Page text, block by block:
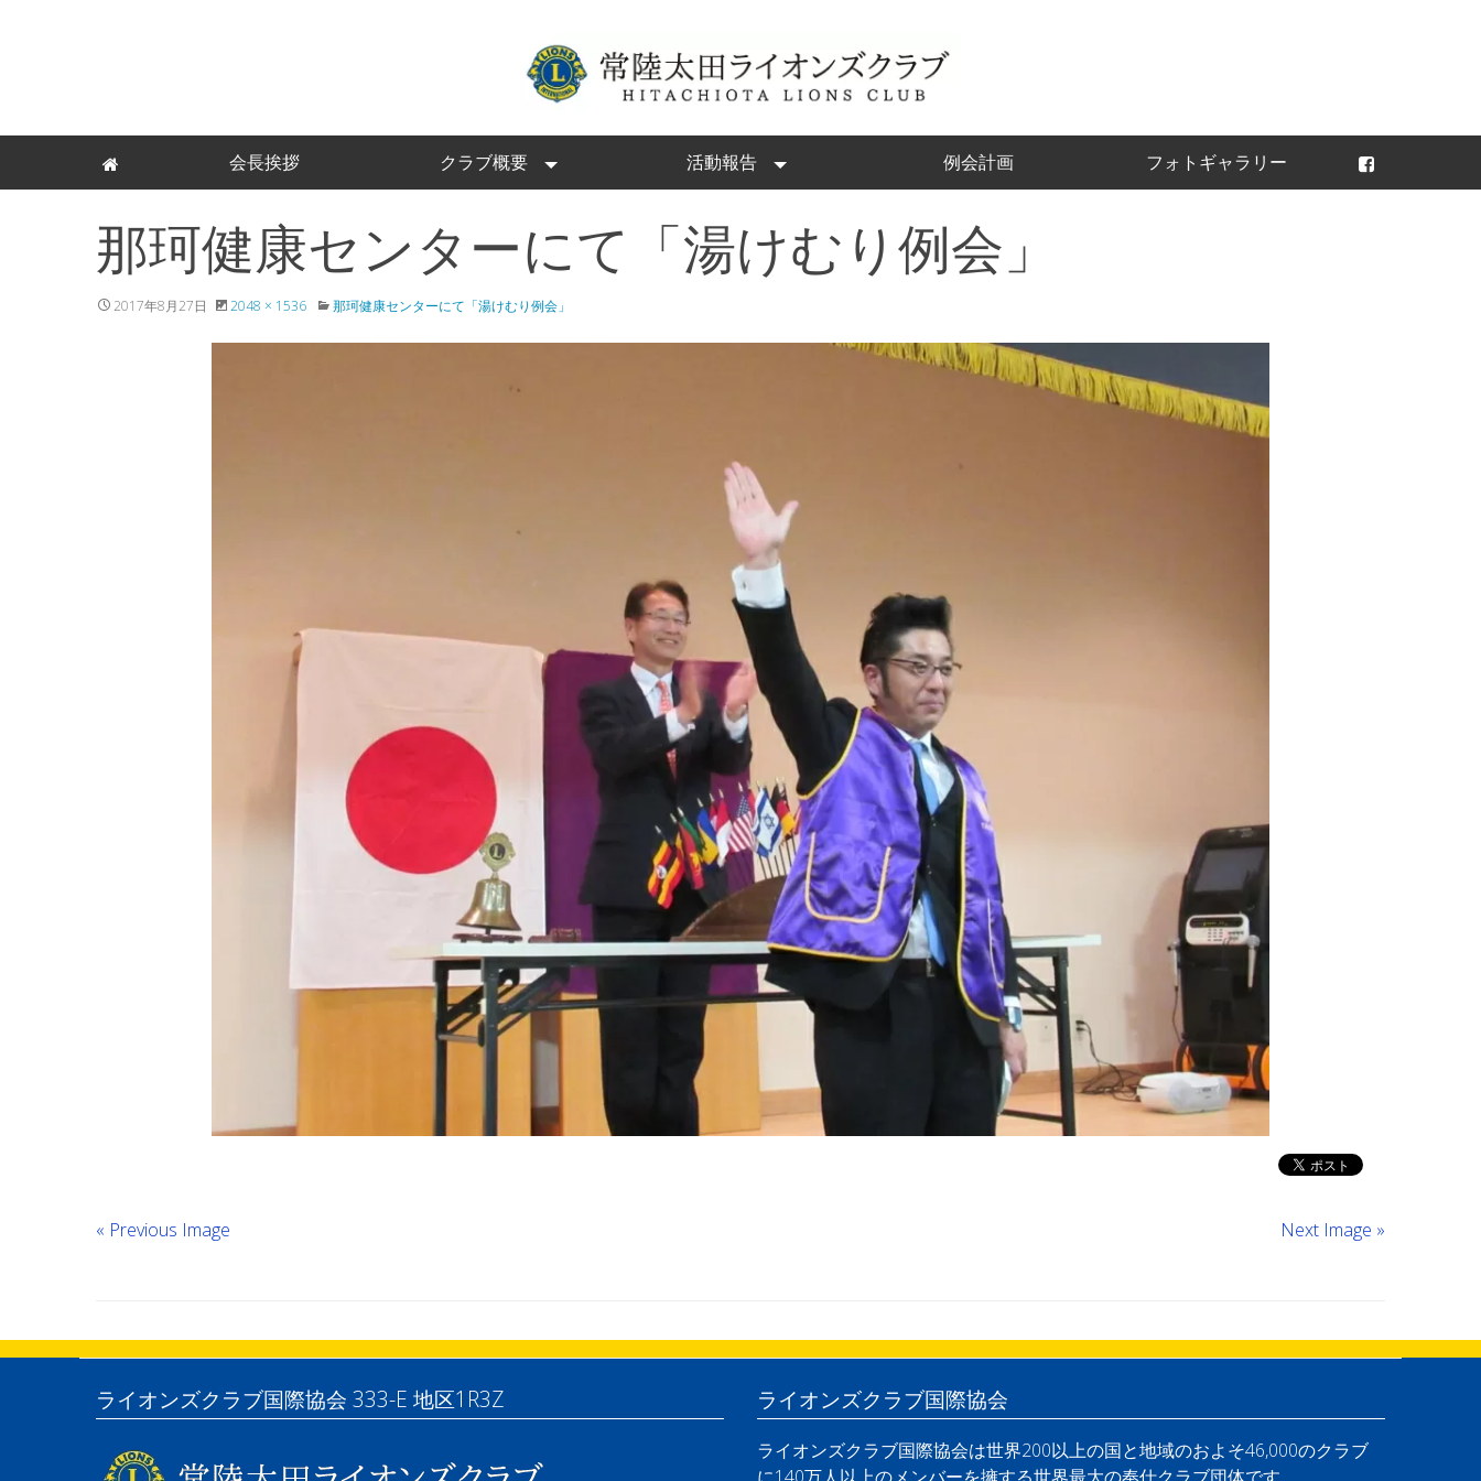
会長挨拶 クラブ概要 活動報告 例会計画 フォトギャラリー
那珂健康センターにて「湯けむり例会」
2017年8月27日 2048 × 1536 那珂健康センターにて「湯けむり例会」
« Previous Image Next Image »
ライオンズクラブ国際協会 333-E 地区1R3Z ライオンズクラブ国際協会
ライオンズクラブ国際協会は世界200以上の国と地域のおよそ46,000のクラブ